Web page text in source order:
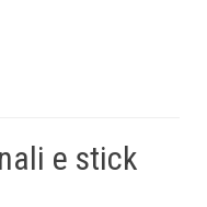
e stick